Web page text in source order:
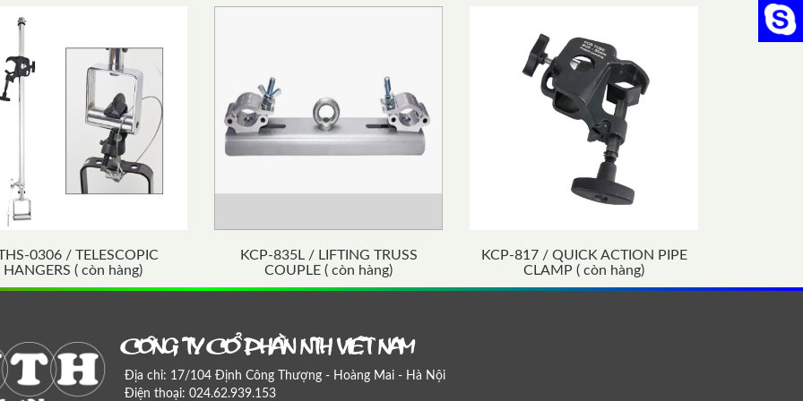
Chat
0306 / TELESCOPIC
HANGERS ( còn hàng)
KCP-835L / LIFTING TRUSS
COUPLE ( còn hàng)
KCP-817 / QUICK ACTION PIPE
CLAMP ( còn hàng)
COÂNG TY COÅ PHAÀN NTH VIEÄT NAM
Địa chỉ: 17/104 Định Công Thượng - Hoàng Mai - Hà Nội
Điện thoại: 024.62.939.153